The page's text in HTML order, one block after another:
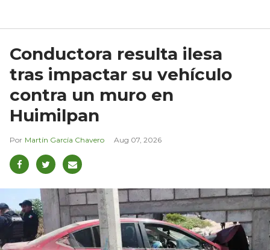
Conductora resulta ilesa
tras impactar su vehículo
contra un muro en
Huimilpan
Martín García Chavero Aug 07, 2026